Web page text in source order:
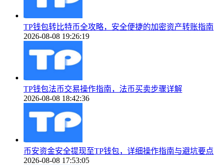
TP钱包转比特币全攻略，安全便捷的加密资产转账指南
2026-08-08 19:26:19
TP钱包法币交易操作指南，法币买卖步骤详解
2026-08-08 18:42:36
币安资金安全提现至TP钱包，详细操作指南与避坑要点
2026-08-08 17:53:05